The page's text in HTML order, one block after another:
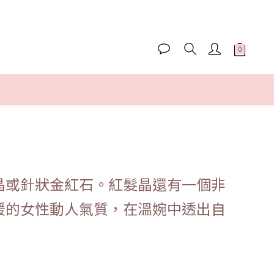
針狀金紅石。紅髮晶還有一個非
女性動人氣質，在溫婉中透出自